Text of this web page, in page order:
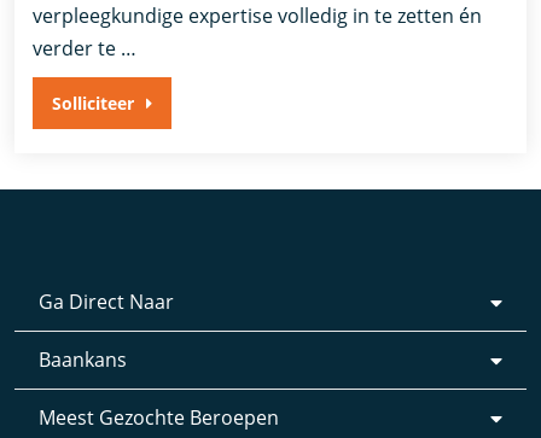
verpleegkundige expertise volledig in te zetten én
verder te …
Solliciteer
Ga Direct Naar
Baankans
Meest Gezochte Beroepen